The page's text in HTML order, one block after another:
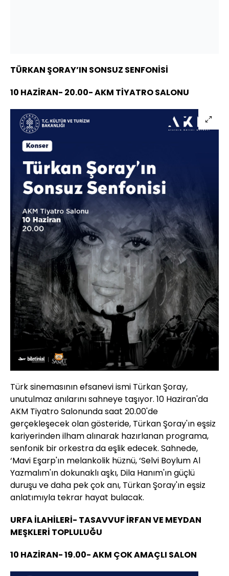
TÜRKAN ŞORAY’IN SONSUZ SENFONİSİ
10 HAZİRAN- 20.00- AKM TİYATRO SALONU
Türk sinemasının efsanevi ismi Türkan Şoray,
unutulmaz anılarını sahneye taşıyor. 10 Haziran'da
AKM Tiyatro Salonunda saat 20.00'de
gerçekleşecek olan gösteride, Türkan Şoray'ın eşsiz
kariyerinden ilham alınarak hazırlanan programa,
senfonik bir orkestra da eşlik edecek. Sahnede,
‘Mavi Eşarp'ın melankolik hüznü, ‘Selvi Boylum Al
Yazmalım'ın dokunaklı aşkı, Dila Hanım'ın güçlü
duruşu ve daha pek çok anı, Türkan Şoray'ın eşsiz
anlatımıyla tekrar hayat bulacak.
URFA İLAHİLERİ- TASAVVUF İRFAN VE MEYDAN
MEŞKLERİ TOPLULUĞU
10 HAZİRAN- 19.00- AKM ÇOK AMAÇLI SALON